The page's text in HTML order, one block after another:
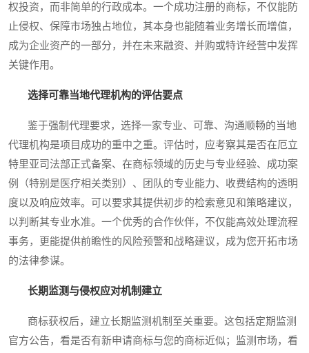
权投资，而非简单的行政成本。一个成功注册的商标，不仅能防
止侵权、保障市场独占地位，其本身也能随着业务增长而增值，
成为企业资产的一部分，并在未来融资、并购或特许经营中发挥
关键作用。
选择可靠当地代理机构的评估要点
鉴于强制代理要求，选择一家专业、可靠、沟通顺畅的当地
代理机构是项目成功的重中之重。评估时，应考察其是否在厄立
特里亚司法部正式备案、在商标领域的历史与专业经验、成功案
例（特别是医疗相关类别）、团队的专业能力、收费结构的透明
度以及响应效率。可以要求其提供初步的检索意见和策略建议，
以判断其专业水准。一个优秀的合作伙伴，不仅能高效处理流程
事务，更能提供前瞻性的风险预警和战略建议，成为您开拓市场
的法律参谋。
长期监测与侵权应对机制建立
商标获权后，建立长期监测机制至关重要。这包括定期监测
官方公告，看是否有新申请商标与您的商标近似；监测市场，看